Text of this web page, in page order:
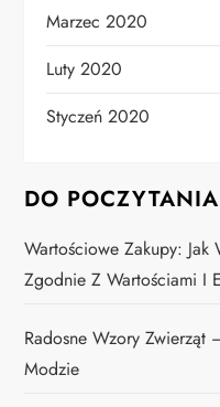
Marzec 2020
Luty 2020
Styczeń 2020
DO POCZYTANIA
Wartościowe Zakupy:
Zgodnie Z Wartościami I
Radosne Wzory
Modzie